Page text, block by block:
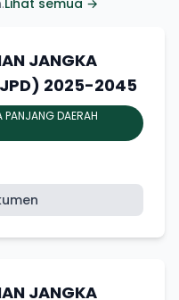
JANGKA
2025-2045
DAERAH
JANGKA